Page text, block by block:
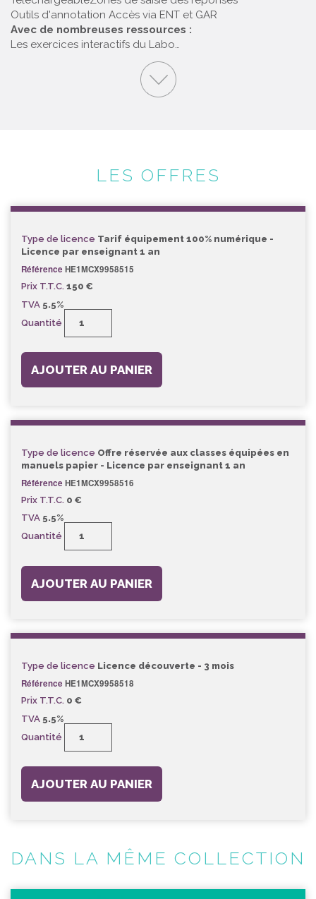
Outils d'annotation Accès via ENT et GAR
Avec de nombreuses ressources :
Les exercices interactifs du Labo…
LES OFFRES
Type de licence Tarif équipement 100% numérique -
Licence par enseignant 1 an
Référence HE1MCX9958515
Prix T.T.C. 150 €
TVA 5.5%
Quantité
AJOUTER AU PANIER
Type de licence Offre réservée aux classes équipées en
manuels papier - Licence par enseignant 1 an
Référence HE1MCX9958516
Prix T.T.C. 0 €
TVA 5.5%
Quantité
AJOUTER AU PANIER
Type de licence Licence découverte - 3 mois
Référence HE1MCX9958518
Prix T.T.C. 0 €
TVA 5.5%
Quantité
AJOUTER AU PANIER
DANS LA MÊME COLLECTION